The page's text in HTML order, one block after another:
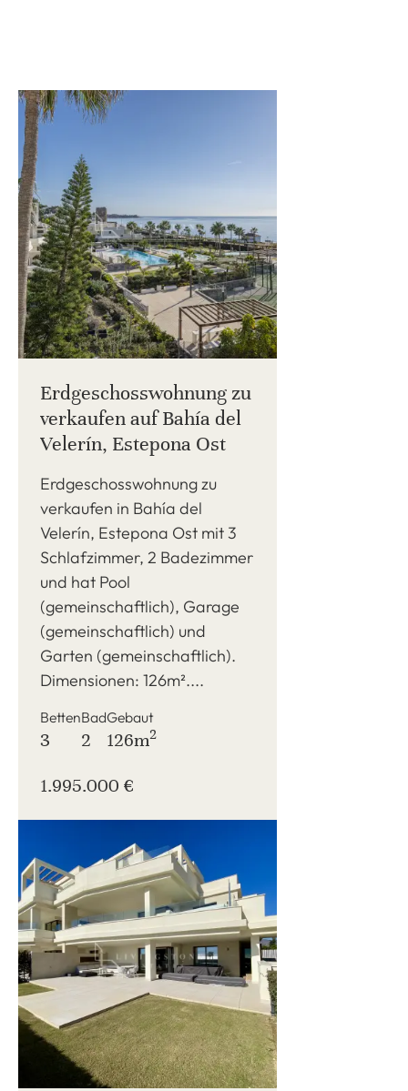
Erdgeschosswohnung zu
verkaufen auf Bahía del
Velerín, Estepona Ost
Erdgeschosswohnung zu
verkaufen in Bahía del
Velerín, Estepona Ost mit 3
Schlafzimmer, 2 Badezimmer
und hat Pool
(gemeinschaftlich), Garage
(gemeinschaftlich) und
Garten (gemeinschaftlich).
Dimensionen: 126m²....
Betten
3
Bad
2
Gebaut
126m2
1.995.000 €